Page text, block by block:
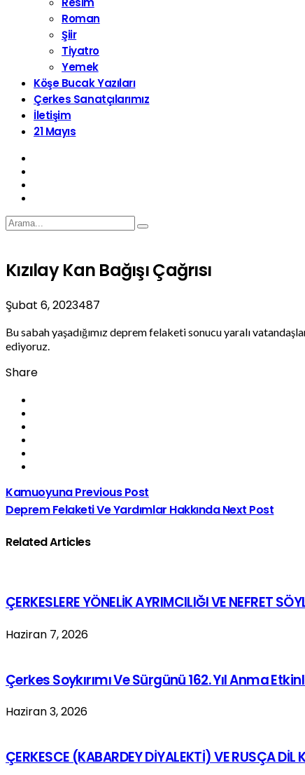
Roman
Şiir
Tiyatro
Yemek
Köşe Bucak Yazıları
Çerkes Sanatçılarımız
İletişim
21 Mayıs
Kızılay Kan Bağışı Çağrısı
Şubat 6, 2023487
Bu sabah yaşadığımız deprem felaketi sonucu yaralı
ediyoruz.
Share
KamuoyunaPrevious Post
Deprem Felaketi Ve Yardımlar HakkındaNext Post
Related Articles
ÇERKESLERE YÖNELİK AYRIMCILIĞI VE NEFRET
Haziran 7, 2026
Çerkes Soykırımı Ve Sürgünü 162. Yıl Anma
Haziran 3, 2026
ÇERKESCE (KABARDEY DİYALEKTİ) VE RUSÇA DİL